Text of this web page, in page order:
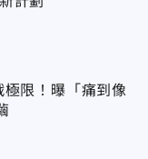
限！曝「痛到像